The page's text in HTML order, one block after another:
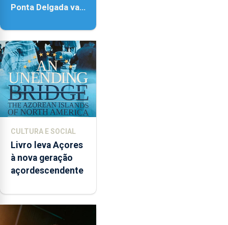
Ponta Delgada vai
instrumentos
CULTURA E SOCIAL
Livro leva Açores
à nova geração
açordescendente